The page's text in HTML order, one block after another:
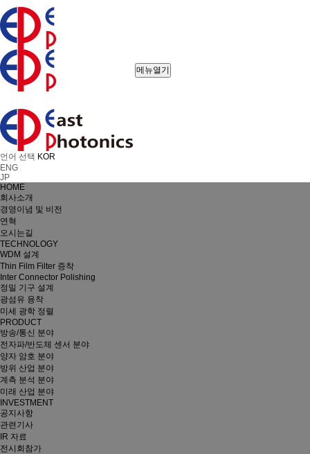
메뉴열기
언어 선택 KOR
ENG
JP
HOME
회사소개
경영이념 및 비전
연혁
오시는길
TECHNOLOGY
WDM 설계
Thin Film Filter 증착
Inter Connector Polishing
정밀 기구 설계
광섬유 융착
미세 광학 정렬
PRODUCT
방송/통신 분야
전자파/반도체 센서 분야
양자 암호 분야
방위 산업 분야
계측 분석 분야
미래 산업 분야
INVESTMENT
공지사항
관련기사
IR 자료
전시회참가